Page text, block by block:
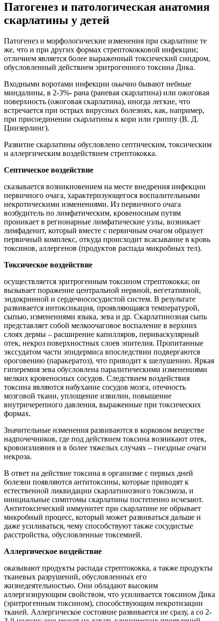
Патогенез и патологическая анатомия
скарлатины у детей
Патогенез и морфологические изменения при скарлатине те
же, что и при других формах стрептококковой инфекции;
отличием является более выраженный токсический синдром,
обусловленный действием эритрогенного токсина Дика.
Входными воротами инфекции оьычно бывают небные
миндалины, в 2-3%- рана (раневая скарлатина) или ожоговая
поверхность (ожоговая скарлатина), иногда легкие, что
встречается при острых вирусных болезнях, как, например,
при присоединении скарлатины к кори или гриппу (В. Д.
Цинзерлинг).
Развитие скарлатины обусловлено септическим, токсическим
и аллергическим воздействием стрептококка.
Септическое воздействие
сказывается возникновением на месте внедрения инфекции
первичного очага, характеризующегося воспалительными
некротическими изменениями. Из первичного очага
возбудитель по лимфатическим, кровеносным путям
проникает в регионарные лимфатические узлы, возникает
лимфаденит, который вместе с первичным очагом образует
первичный комплекс, откуда происходит всасывание в кровь
токсинов, аллергенов (продуктов распада микробных тел).
Токсическое воздействие
осуществляется эритрогенным токсином стрептококка; он
вызывает поражение центральной нервной, вегетативной,
эндокринной и сердечнососудистой систем. В результате
развивается интоксикация, проявляющаяся температурой,
сыпью, изменениями языка, зева и др. Скарлатинозная сыпь
представляет собой мелкоочаговое воспаление в верхних
слоях дермы – расширение капилляров, периваскулярный
отек, некроз поверхностных слоев эпителия. Пропитанные
экссудатом части эпидермиса впоследствии подвергаются
ороговению (паракератоз), что приводит к шелушению. Яркая
гиперемия зева обусловлена паралитическими изменениями
мелких кровеносных сосудов. Следствием воздействия
токсина являются набухание сосудов мозга, отечность
мозговой ткани, уплощение извилин, повышение
внутричерепного давления, выраженные при токсических
формах.
Значительные изменения развиваются в корковом веществе
надпочечников, где под действием токсина возникают отек,
кровоизлияния и в более тяжелых случаях – гнездные очаги
некроза.
В ответ на действие токсина в организме с первых дней
болезни появляются антитоксины, которые приводят к
естественной ликвидации скарлатинозного токсикоза, и
инициальные симптомы скарлатины постепенно исчезают.
Антитоксический иммунитет при скарлатине не обрывает
микробный процесс, который может развиваться дальше и
даже усиливаться, чему способствуют также сосудистые
расстройства, обусловленные токсемией.
Аллергическое воздействие
оказывают продукты распада стрептококка, а также продукты
тканевых разрушений, обусловленных его
жизнедеятельностью. Они обладают высоким
аллергизирующим свойством, что усиливается токсином Дика
(эритрогенным токсином), способствующим некротизации
тканей. Аллергическое состояние развивается не сразу, а со 2-